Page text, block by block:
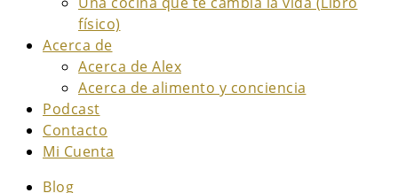
físico)
Acerca de
Acerca de Alex
Acerca de alimento y conciencia
Podcast
Contacto
Mi Cuenta
Blog